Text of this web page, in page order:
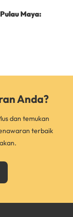
Maya:
Anda?
dan temukan
terbaik